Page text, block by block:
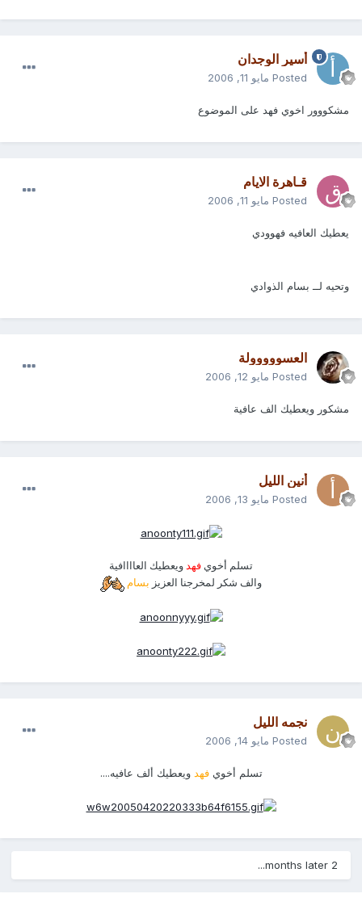
أسير الوجدان
Posted مايو 11, 2006
مشكووور اخوي فهد على الموضوع
قـاهرة الايام
Posted مايو 11, 2006
يعطيك العافيه فهوودي
وتحيه لــ بسام الذوادي
العسووووولة
Posted مايو 12, 2006
مشكور ويعطيك الف عافية
أنين الليل
Posted مايو 13, 2006
تسلم أخوي فهدويعطيك العاااافية
والف شكر لمخرجنا العزيز بسام
نجمه الليل
Posted مايو 14, 2006
تسلم أخوي فهدويعطيك ألف عافيه....
2 months later...